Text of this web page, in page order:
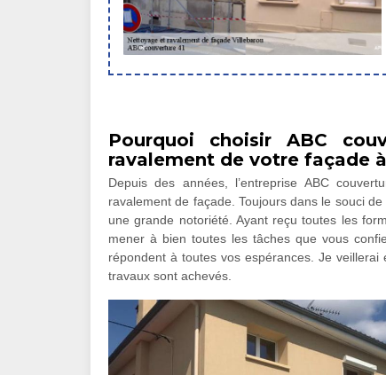
Pourquoi choisir ABC
ravalement de votre façade
Depuis des années, l’entreprise ABC
ravalement de façade. Toujours dans le souci
une grande notoriété. Ayant reçu toutes les
mener à bien toutes les tâches que vous
répondent à toutes vos espérances. Je
travaux sont achevés.